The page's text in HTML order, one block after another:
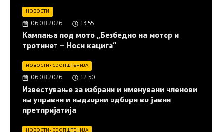
НОВОСТИ
06.08.2026 13:55
Кампања под мото „Безбедно на мотор и
тротинет – Носи кацига“
НОВОСТИ • СООПШТЕНИЈА
06.08.2026 12:50
Известување за избрани и именувани членови
на управни и надзорни одбори во јавни
претпријатија
НОВОСТИ • СООПШТЕНИЈА